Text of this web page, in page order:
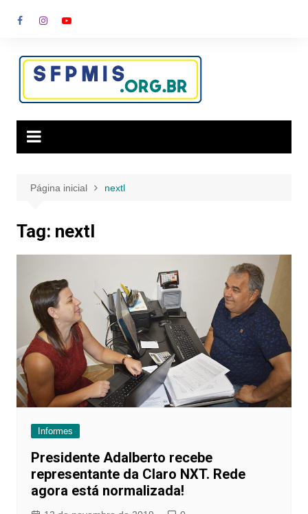
para
conteúdo
Página inicial nextl
Tag: nextl
Informes
Presidente Adalberto recebe
representante da Claro NXT. Rede
agora está normalizada!